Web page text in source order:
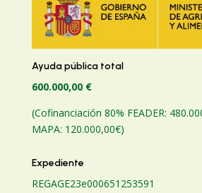
Ayuda pública total
600.000,00 €
(Cofinanciación 80% FEADER:
MAPA: 120.000,00€)
Expediente
REGAGE23e000651253591